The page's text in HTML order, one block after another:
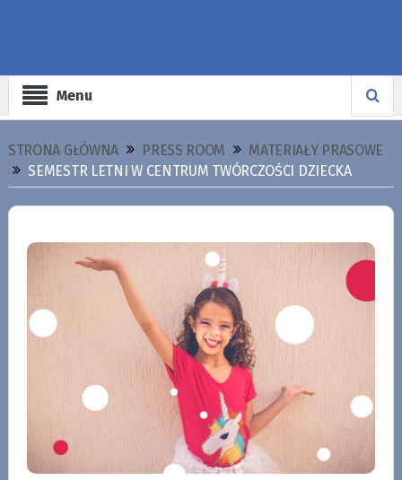
Menu
STRONA GŁÓWNA PRESS ROOM
MATERIAŁY PRASOWE
SEMESTR LETNI W CENTRUM TWÓRCZOŚCI DZIECKA